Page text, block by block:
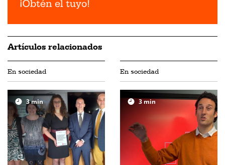
Artículos relacionados
En sociedad
3min
En sociedad
3min